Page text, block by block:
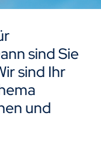
sind Sie
sind Ihr
und